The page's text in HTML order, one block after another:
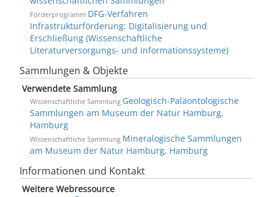
Förderprogramm DFG-Verfahren
Infrastrukturförderung: Digitalisierung und
Erschließung (Wissenschaftliche
Literaturversorgungs- und Informationssysteme)
Sammlungen & Objekte
Verwendete Sammlung
Wissenschaftliche Sammlung Geologisch-Paläontologische
Sammlungen am Museum der Natur Hamburg,
Hamburg
Wissenschaftliche Sammlung Mineralogische Sammlungen
am Museum der Natur Hamburg, Hamburg
Informationen und Kontakt
Weitere Webressource